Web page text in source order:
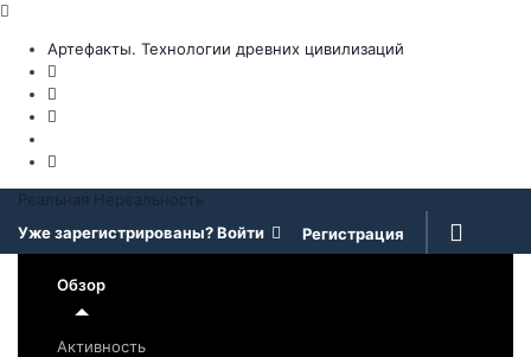
Артефакты. Технологии древних цивилизаций
Реальная Нереальность
Уже зарегистрированы? Войти
Регистрация
Обзор
Активность